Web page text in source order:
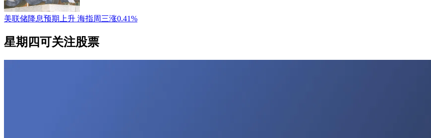
美联储降息预期上升 海指周三涨0.41%
星期四可关注股票